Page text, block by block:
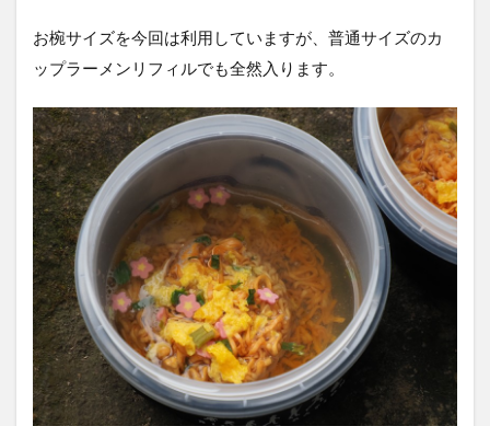
お椀サイズを今回は利用していますが、普通サイズのカ
ップラーメンリフィルでも全然入ります。